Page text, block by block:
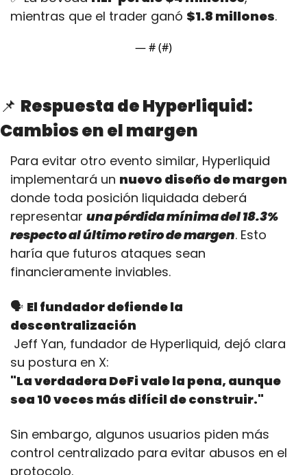
mientras que el trader ganó $1.8 millones.
— # (#)
📌 Respuesta de Hyperliquid:
Cambios en el margen
Para evitar otro evento similar, Hyperliquid
implementará un nuevo diseño de margen
donde toda posición liquidada deberá
representar una pérdida mínima del 18.3%
respecto al último retiro de margen. Esto
haría que futuros ataques sean
financieramente inviables.
🗣️ El fundador defiende la
descentralización
su postura en X:
"La verdadera DeFi vale la pena, aunque
sea 10 veces más difícil de construir."
Sin embargo, algunos usuarios piden más
control centralizado para evitar abusos en el
protocolo.